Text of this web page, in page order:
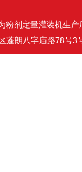
粉剂定量灌装机生
蓬朗八字庙路78号